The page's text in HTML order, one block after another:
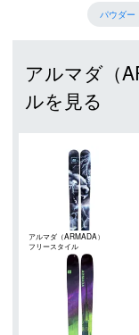
パウダー
アルマダ（
ルを見る
アルマダ（ARMADA）
フリースタイル